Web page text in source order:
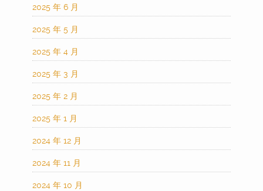
2025 年 6 月
2025 年 5 月
2025 年 4 月
2025 年 3 月
2025 年 2 月
2025 年 1 月
2024 年 12 月
2024 年 11 月
2024 年 10 月